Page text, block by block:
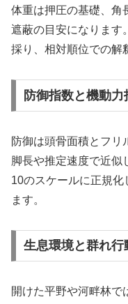
体重は押圧の基礎、角
遮蔽の目安になります
採り、相対順位での解
防御指数と機動
防御は頭骨面積とフリ
脚長や推定速度で近似
10のスケールに正規
ます。
生息環境と群れ行
開けた平野や河畔林で